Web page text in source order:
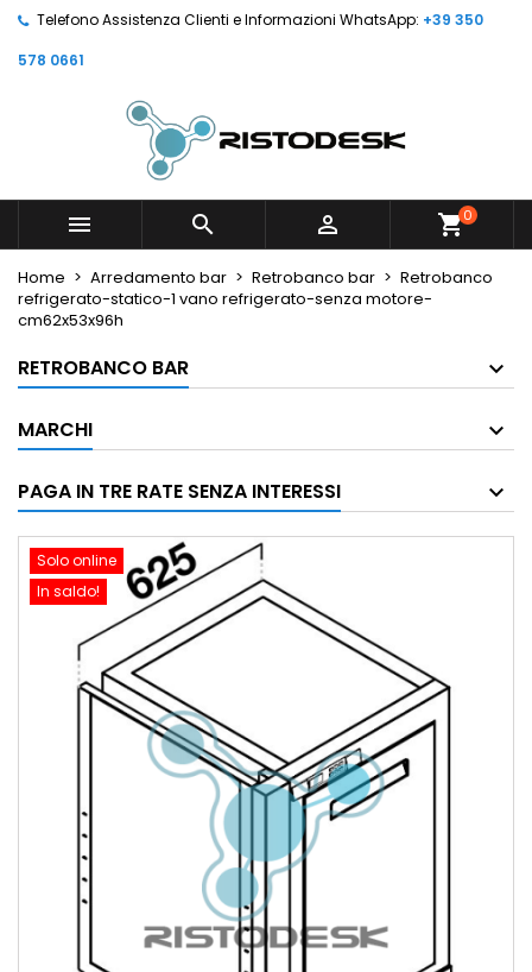
Telefono Assistenza Clienti e Informazioni WhatsApp: +39 350
578 0661
   shopping_cart0
Home Arredamento bar Retrobanco bar
Retrobanco
refrigerato-statico-1 vano refrigerato-senza motore-
cm62x53x96h
RETROBANCO BAR
MARCHI
PAGA IN TRE RATE SENZA INTERESSI
Solo online
In saldo!